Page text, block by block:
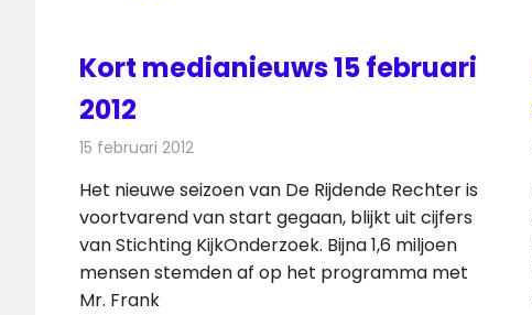
Kort medianieuws 15 februari
2012
15 februari 2012
Het nieuwe seizoen van De Rijdende Rechter is
voortvarend van start gegaan, blijkt uit cijfers
van Stichting KijkOnderzoek. Bijna 1,6 miljoen
mensen stemden af op het programma met
Mr. Frank